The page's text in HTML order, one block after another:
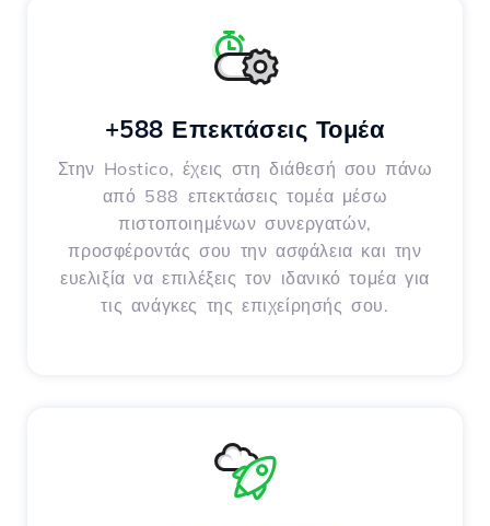
+588 Επεκτάσεις Τομέα
Στην Hostico, έχεις στη διάθεσή σου πάνω
από 588 επεκτάσεις τομέα μέσω
πιστοποιημένων συνεργατών,
προσφέροντάς σου την ασφάλεια και την
ευελιξία να επιλέξεις τον ιδανικό τομέα για
τις ανάγκες της επιχείρησής σου.